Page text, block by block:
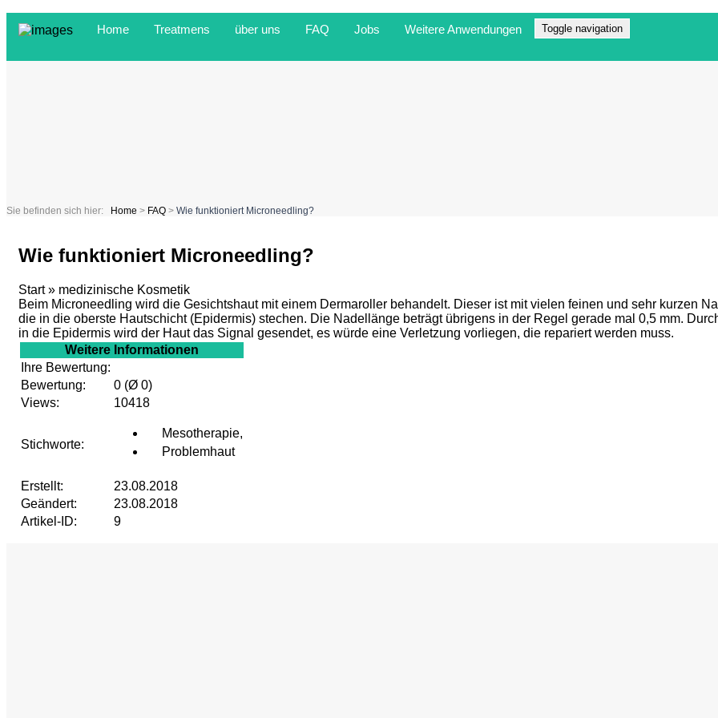
Home Treatmens über uns FAQ Jobs Weitere Anwendungen Toggle navigation
Sie befinden sich hier: Home > FAQ > Wie funktioniert Microneedling?
Wie funktioniert Microneedling?
Start» medizinische Kosmetik
Beim Microneedling wird die Gesichtshaut mit einem Dermaroller behandelt. Dieser ist mit vielen feinen und sehr kurzen
die in die oberste Hautschicht (Epidermis) stechen. Die Nadellänge beträgt übrigens in der Regel gerade mal 0,5 mm.
in die Epidermis wird der Haut das Signal gesendet, es würde eine Verletzung vorliegen, die repariert werden muss.
Weitere Informationen
Ihre Bewertung:
Bewertung:
0 (Ø 0)
Views:
10418
Stichworte:
Mesotherapie,
Problemhaut
Erstellt:
23.08.2018
Geändert:
23.08.2018
Artikel-ID:
9